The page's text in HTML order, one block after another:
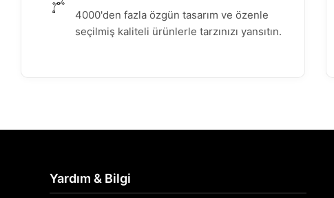
4000'den fazla özgün tasarım ve özenle
seçilmiş kaliteli ürünlerle tarzınızı yansıtın.
Yardım & Bilgi